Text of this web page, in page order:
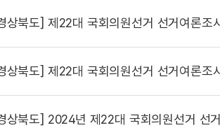
상북도] 제22대 국회의원선거 선거여론조
상북도] 제22대 국회의원선거 선거여론조
상북도] 2024년 제22대 국회의원선거 선거여